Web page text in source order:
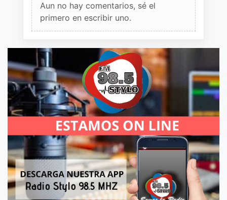
Aun no hay comentarios, sé el
primero en escribir uno.